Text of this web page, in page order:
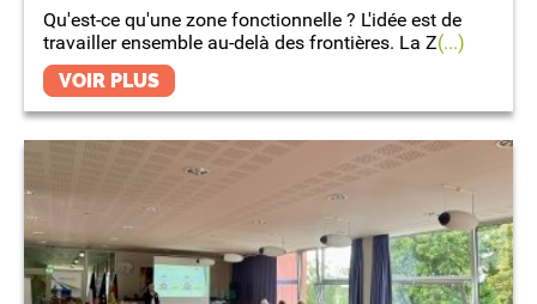
Qu'est-ce qu'une zone fonctionnelle ? L'idée est de
travailler ensemble au-delà des frontières. La Z(...)
VOIR PLUS